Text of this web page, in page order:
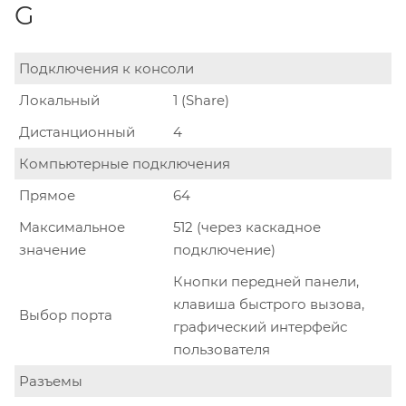
G
Подключения к консоли
Локальный
1 (Share)
Дистанционный
4
Компьютерные подключения
Прямое
64
Максимальное
значение
512 (через каскадное
подключение)
Выбор порта
Кнопки передней панели,
клавиша быстрого вызова,
графический интерфейс
пользователя
Разъемы